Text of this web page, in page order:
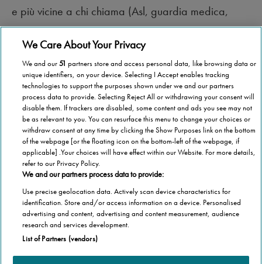
e più vicine a chi chiama (Asl, guardia medica,
ambulatori).
Categorie
We Care About Your Privacy
We and our51 partners store and access personal data, like browsing data or
unique identifiers, on your device. Selecting I Accept enables tracking
technologies to support the purposes shown under we and our partners
process data to provide. Selecting Reject All or withdrawing your consent will
disable them. If trackers are disabled, some content and ads you see may not
be as relevant to you. You can resurface this menu to change your choices or
withdraw consent at any time by clicking the Show Purposes link on the bottom
of the webpage [or the floating icon on the bottom-left of the webpage, if
applicable] .Your choices will have effect within our Website. For more details,
refer to our Privacy Policy.
We and our partners process data to provide:
Use precise geolocation data. Actively scan device characteristics for
identification. Store and/or access information on a device. Personalised
advertising and content, advertising and content measurement, audience
research and services development.
List of Partners (vendors)